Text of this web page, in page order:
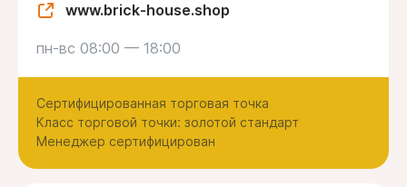
www.brick-house.shop
пн-вс 08:00 — 18:00
Сертифицированная торговая точка
Класс торговой точки: золотой стандарт
Менеджер сертифицирован